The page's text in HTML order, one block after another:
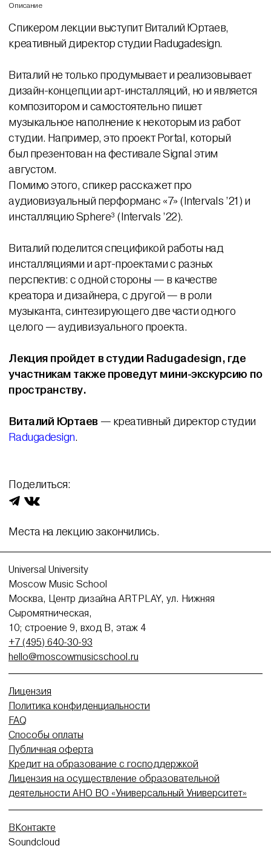
Описание
Спикером лекции выступит Виталий Юртаев,
креативный директор студии Radugadesign.
Виталий не только продумывает и реализовывает
дизайн-концепции арт-инсталляций, но и является
композитором и самостоятельно пишет
музыкальное наполнение к некоторым из работ
студии. Например, это проект Portal, который
был презентован на фестивале Signal этим
августом.
Помимо этого, спикер расскажет про
аудиовизуальный перформанс «7» (Intervals ’21) и
инсталляцию Sphere³ (Intervals ’22).
Виталий поделится спецификой работы над
инсталляциями и арт-проектами с разных
перспектив: с одной стороны — в качестве
креатора и дизайнера, с другой — в роли
музыканта, синтезирующего две части одного
целого — аудивизуального проекта.
Лекция пройдет в студии Radugadesign, где
участникам также проведут мини-экскурсию по
пространству.
Виталий Юртаев — креативный директор студии
Radugadesign.
Поделиться:
Места на лекцию закончились.
Universal University
Moscow Music School
Москва, Центр дизайна ARTPLAY, ул. Нижняя
Сыромятническая,
10; строение 9, вход В, этаж 4
+7 (495) 640-30-93
hello@moscowmusicschool.ru
Лицензия
Политика конфиденциальности
FAQ
Способы оплаты
Публичная оферта
Кредит на образование с господдержкой
Лицензия на осуществление образовательной
деятельности АНО ВО «Универсальный Университет»
ВКонтакте
Soundcloud